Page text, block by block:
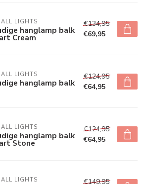
LIGHTS
hanglamp balk
Cream
€134,95
€69,95
LIGHTS
hanglamp balk
€124,95
€64,95
LIGHTS
hanglamp balk
Stone
€124,95
€64,95
LIGHTS
€149,95